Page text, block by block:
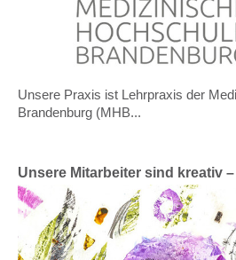
Unsere Praxis ist Lehrpraxis der
Brandenburg (MHB...
Unsere Mitarbeiter sind kreativ